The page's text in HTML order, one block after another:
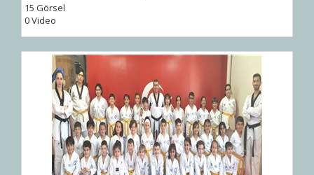
15 Görsel
0 Video